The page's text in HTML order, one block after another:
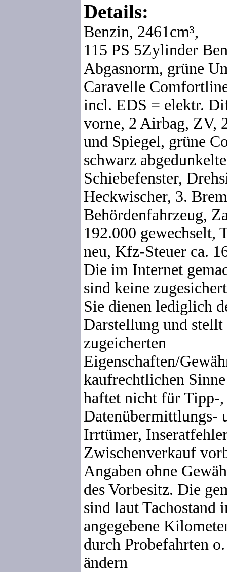
Details:
Benzin, 2461cm³,
115 PS 5Zylinder
Abgasnorm, grüne
Caravelle
incl. EDS = elektr.
vorne, 2 Airbag, ZV,
und Spiegel, grüne
schwarz
Schiebefenster,
Heckwischer, 3.
Behördenfahrzeug,
192.000 gewechselt,
neu, Kfz-Steuer ca.
Die im Internet
sind keine
Sie dienen lediglich
Darstellung und stellt
zugeicherten
Eigenschaften/
kaufrechtlichen
haftet nicht für Tipp-,
Datenübermittlungs-
Irrtümer,
Zwischenverkauf
Angaben ohne
des Vorbesitz. Die
sind laut Tachostand
angegebene
durch Probefahrten
ändern